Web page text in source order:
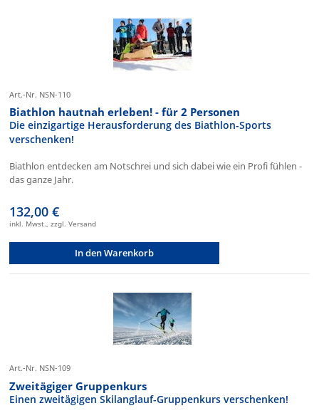
Art.-Nr. NSN-110
Biathlon hautnah erleben! - für 2 Personen
Die einzigartige Herausforderung des Biathlon-Sports
verschenken!
Biathlon entdecken am Notschrei und sich dabei wie ein Profi fühlen -
das ganze Jahr.
132,00 €
inkl. Mwst., zzgl. Versand
In den Warenkorb
Art.-Nr. NSN-109
Zweitägiger Gruppenkurs
Einen zweitägigen Skilanglauf-Gruppenkurs verschenken!